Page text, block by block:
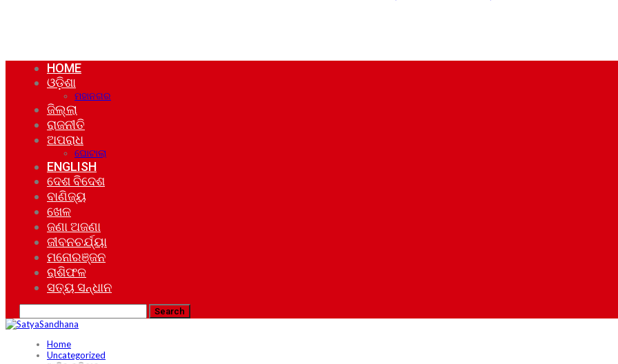
HOME
ଓଡ଼ିଶା
ମହାନଗର
ଜିଲ୍ଲା
ରାଜନୀତି
ଅପରାଧ
ଘୋଟାଲା
ENGLISH
ଦେଶ ବିଦେଶ
ବାଣିଜ୍ୟ
ଖେଳ
ଜଣା ଅଜଣା
ଜୀବନଚର୍ଯ୍ୟା
ମନୋରଞ୍ଜନ
ରାଶିଫଳ
ସତ୍ୟ ସନ୍ଧାନ
Home
Uncategorized